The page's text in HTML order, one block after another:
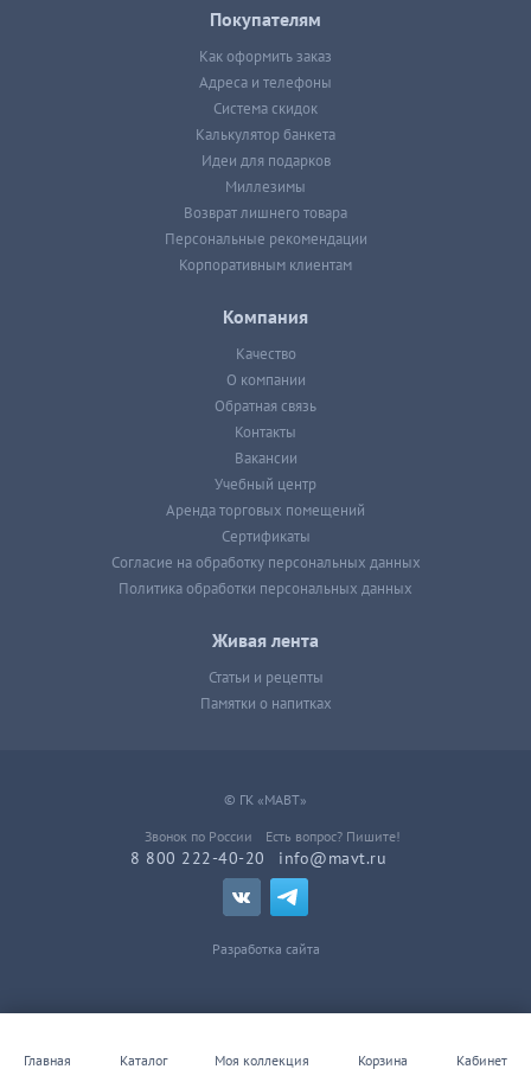
Главная Каталог Моя коллекция Корзина Кабинет
Покупателям
Как оформить заказ
Адреса и телефоны
Система скидок
Калькулятор банкета
Идеи для подарков
Миллезимы
Возврат лишнего товара
Персональные рекомендации
Корпоративным клиентам
Компания
Качество
О компании
Обратная связь
Контакты
Вакансии
Учебный центр
Аренда торговых помещений
Сертификаты
Согласие на обработку персональных данных
Политика обработки персональных данных
Живая лента
Статьи и рецепты
Памятки о напитках
© ГК «МАВТ»
Звонок по России
8 800 222-40-20
Есть вопрос? Пишите!
info@mavt.ru
Разработка сайта